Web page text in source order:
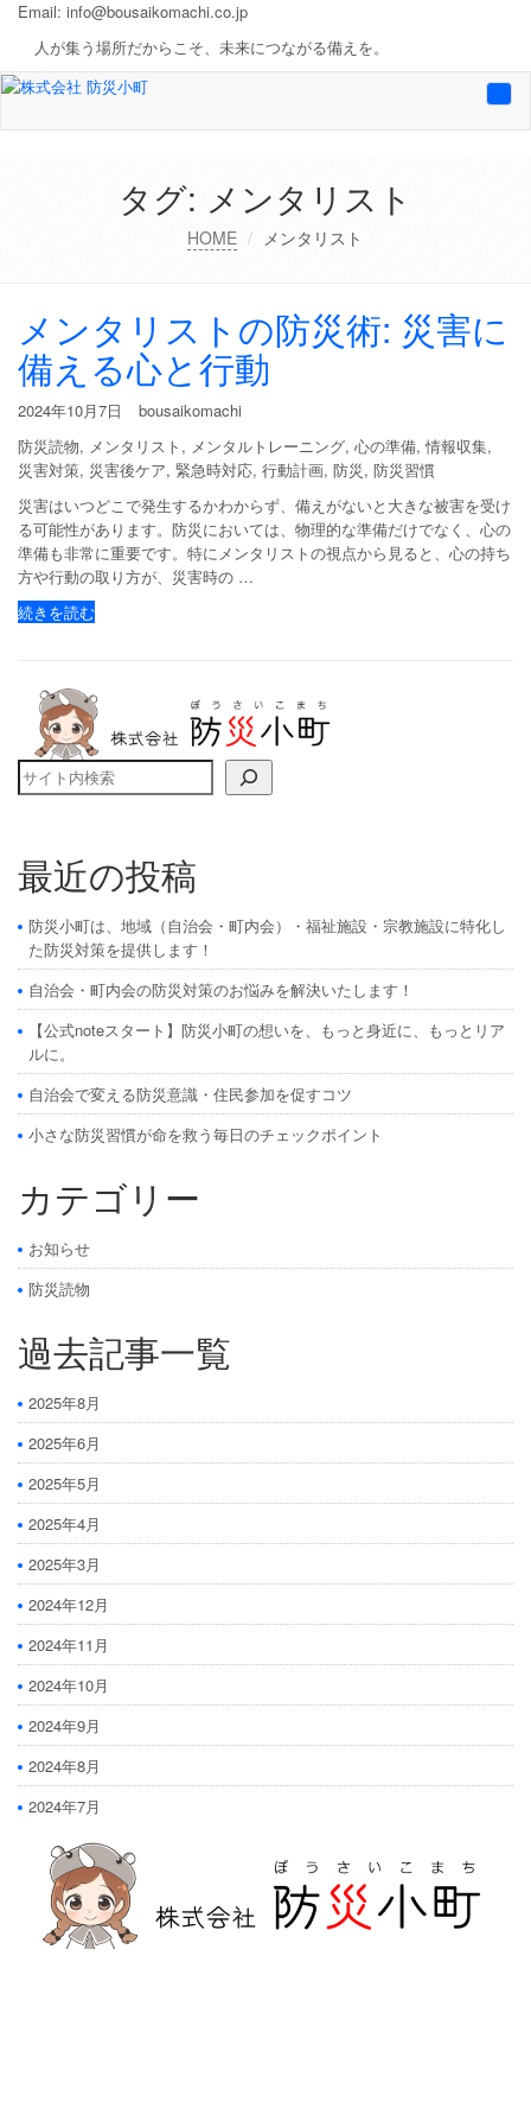
Email: info@bousaikomachi.co.jp
人が集う場所だからこそ、未来につながる備えを。
タグ: メンタリスト
HOME メンタリスト
メンタリストの防災術: 災害に
備える心と行動
2024年10月7日
bousaikomachi
防災読物, メンタリスト , メンタルトレーニング, 心の準備, 情報収集,
災害対策, 災害後ケア, 緊急時対応, 行動計画, 防災, 防災習慣
災害はいつどこで発生するかわからず、備えがないと大きな被害を受け
る可能性があります。防災においては、物理的な準備だけでなく、心の
準備も非常に重要です。特にメンタリストの視点から見ると、心の持ち
方や行動の取り方が、災害時の …
続きを読む
検索
最近の投稿
防災小町は、地域（自治会・町内会）・福祉施設・宗教施設に特化し
た防災対策を提供します！
自治会・町内会の防災対策のお悩みを解決いたします！
【公式noteスタート】防災小町の想いを、もっと身近に、もっとリア
ルに。
自治会で変える防災意識・住民参加を促すコツ
小さな防災習慣が命を救う毎日のチェックポイント
カテゴリー
お知らせ
防災読物
過去記事一覧
2025年8月
2025年6月
2025年5月
2025年4月
2025年3月
2024年12月
2024年11月
2024年10月
2024年9月
2024年8月
2024年7月